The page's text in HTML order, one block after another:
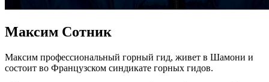
Максим Сотник
Максим профессиональный горный гид, живет в Шамони и
состоит во Французском синдикате горных гидов.